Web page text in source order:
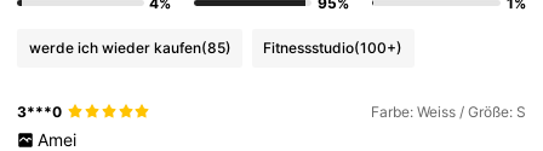
werde ich wieder kaufen(85) Fitnessstudio(100+)
3***0 Farbe: Weiss / Größe: S
Amei